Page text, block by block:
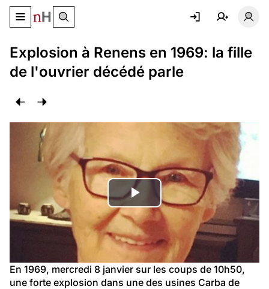
Basculer le menu de navigation
Explosion à Renens en 1969: la fille
de l'ouvrier décédé parle
Lire
la
vidéo
En 1969, mercredi 8 janvier sur les coups de 10h50,
une forte explosion dans une des usines Carba de